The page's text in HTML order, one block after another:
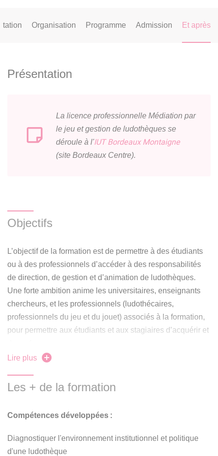
Organisation Programme Admission Et après
Présentation
La licence professionnelle Médiation par
le jeu et gestion de ludothèques se
déroule à l'IUT Bordeaux Montaigne
(site Bordeaux Centre).
Objectifs
L’objectif de la formation est de permettre à des étudiants
ou à des professionnels d’accéder à des responsabilités
de direction, de gestion et d’animation de ludothèques.
Une forte ambition anime les universitaires, enseignants
chercheurs, et les professionnels (ludothécaires,
professionnels du jeu et du jouet) associés à la formation,
pour permettre aux étudiants et aux stagiaires d’acquérir et
des connaissances et des aptitudes au diagnostic et à
l’analyse des situations au sein d’un environnement
social et institutionnel ;
conduite de projets en vue de concevoir, organiser,
ludiques ;
Lire plus
Les + de la formation
Compétences développées :
Diagnostiquer l'environnement institutionnel et politique
d'une ludothèque